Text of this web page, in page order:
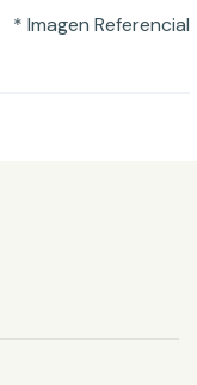
* Imagen Referencial